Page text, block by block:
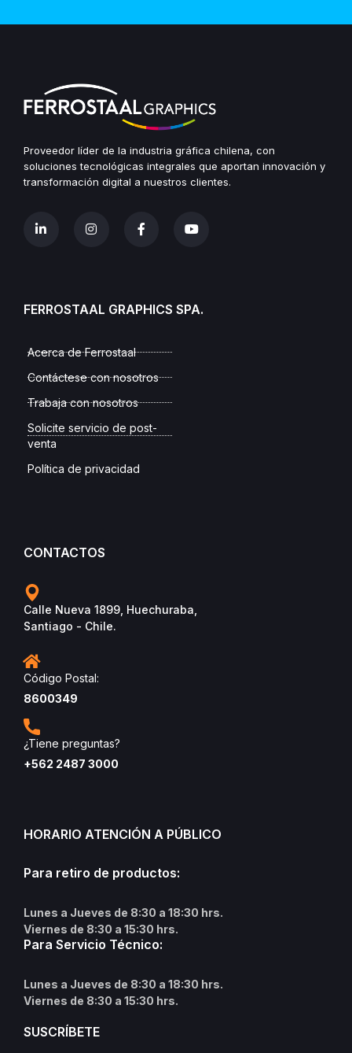
Proveedor líder de la industria gráfica chilena, con
soluciones tecnológicas integrales que aportan innovación y
transformación digital a nuestros clientes.
FERROSTAAL GRAPHICS SPA.
Acerca de Ferrostaal
Contáctese con nosotros
Trabaja con nosotros
Solicite servicio de post-
venta
Política de privacidad
CONTACTOS
Calle Nueva 1899, Huechuraba,
Santiago - Chile.
Código Postal:
8600349
¿Tiene preguntas?
+562 2487 3000
HORARIO ATENCIÓN A PÚBLICO
Para retiro de productos:
Lunes a Jueves de 8:30 a 18:30 hrs.
Viernes de 8:30 a 15:30 hrs.
Para Servicio Técnico:
Lunes a Jueves de 8:30 a 18:30 hrs.
Viernes de 8:30 a 15:30 hrs.
SUSCRÍBETE